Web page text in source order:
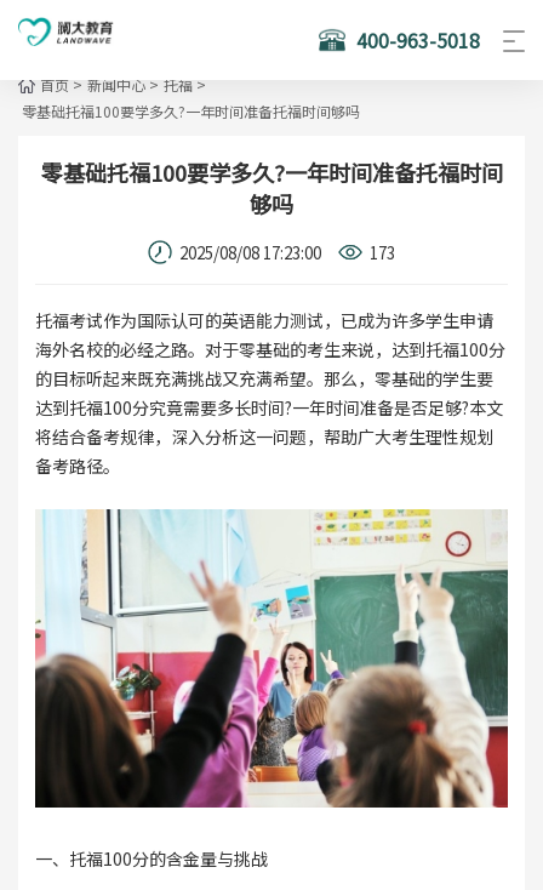
400-963-5018
首页 > 新闻中心 > 托福 >
零基础托福100要学多久?一年时间准备托福时间够吗
零基础托福100要学多久?一年时间准备托福时间
够吗
2025/08/08 17:23:00 173
托福考试作为国际认可的英语能力测试，已成为许多学生申请
海外名校的必经之路。对于零基础的考生来说，达到托福100分
的目标听起来既充满挑战又充满希望。那么，零基础的学生要
达到托福100分究竟需要多长时间?一年时间准备是否足够?本文
将结合备考规律，深入分析这一问题，帮助广大考生理性规划
备考路径。
一、托福100分的含金量与挑战